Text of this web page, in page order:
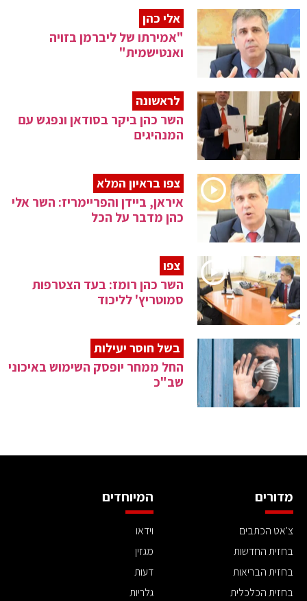
אלי כהן
"אמירתו של ליברמן בזויה
ואנטישמית"
לראשונה
השר כהן ביקר בסודאן ונפגש עם
המנהיגים
צפו בראיון המלא
איראן, ביידן והפריימריז: השר אלי
כהן מדבר על הכל
צפו
השר כהן רומז: בעד הצטרפות
סמוטריץ' לליכוד
בשל חוסר יעילות
החל ממחר יופסק השימוש באיכוני
שב"כ
מדורים
צ'אט הכתבים
בחזית החדשות
בחזית הבריאות
בחזית הכלכלית
המיוחדים
וידאו
מגזין
דעות
גלריות